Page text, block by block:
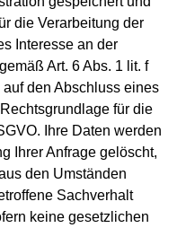
die Verarbeitung der
Interesse an der
Art. 6 Abs. 1 lit. f
den Abschluss eines
für die
Ihre Daten werden
Ihrer Anfrage gelöscht,
den Umständen
Sachverhalt
keine gesetzlichen